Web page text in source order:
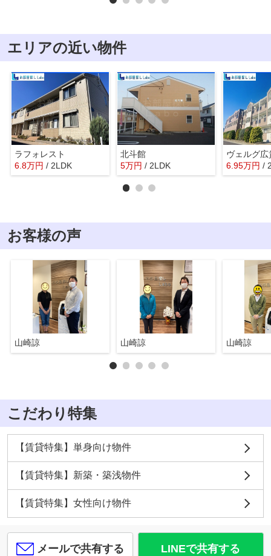
エリアの近い物件
ラフォレスト
6.8万円 / 2LDK
北斗館
5万円 / 2LDK
ヴェルグ広
6.95万円 /
お客様の声
山崎諒 山崎諒 山崎諒
こだわり特集
【賃貸特集】単身向け物件
【賃貸特集】新築・築浅物件
【賃貸特集】女性向け物件
メールで共有する LINEで共有する